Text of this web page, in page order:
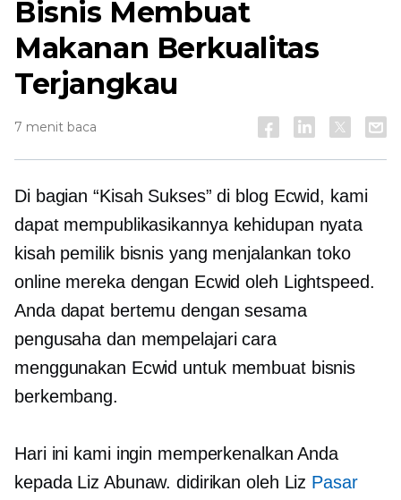
Bisnis Membuat
Makanan Berkualitas
Terjangkau
7 menit baca
Di bagian “Kisah Sukses” di blog Ecwid, kami
dapat mempublikasikannya kehidupan nyata
kisah pemilik bisnis yang menjalankan toko
online mereka dengan Ecwid oleh Lightspeed.
Anda dapat bertemu dengan sesama
pengusaha dan mempelajari cara
menggunakan Ecwid untuk membuat bisnis
berkembang.
Hari ini kami ingin memperkenalkan Anda
kepada Liz Abunaw. didirikan oleh Liz Pasar